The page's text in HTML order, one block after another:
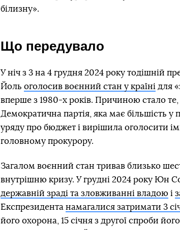
білизну».
Що передувало
У ніч з 3 на 4 грудня 2024 року тодішній
Йоль оголосив воєнний стан у країні для
вперше з 1980-х років. Причиною стало
Демократична партія, яка має більшість
уряду про бюджет і вирішила оголосити
головному прокурору.
Загалом воєнний стан тривав близько
внутрішню кризу. У грудні 2024 року Юн
державній зраді та зловживанні владою і
Експрезидента намагалися затримати 3
його охорона, 15 січня з другої спроби